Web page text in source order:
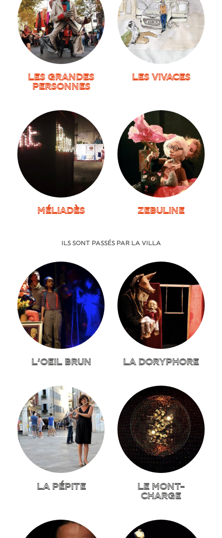
LES GRANDES
PERSONNES
LES VIVACES
MÉLIADÈS ZEBULINE
ILS SONT PASSÉS PAR LA VILLA
L’OEIL BRUN LA DORYPHORE
LA PÉPITE
LE MONT-
CHARGE